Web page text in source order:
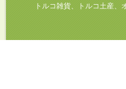
トルコ雑貨、トルコ土産、オヤ